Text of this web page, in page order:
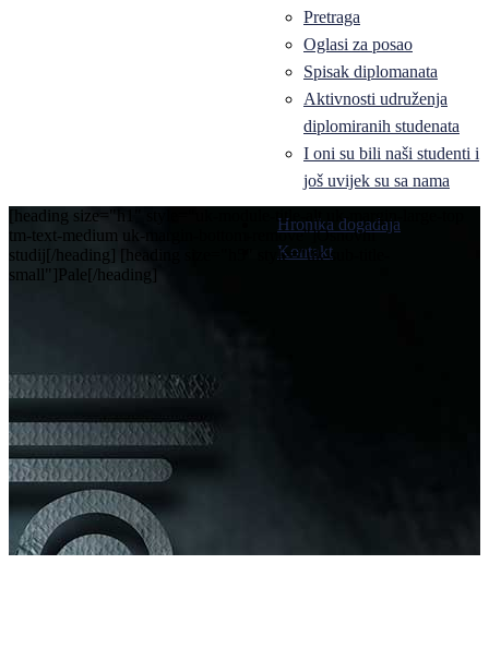
Pretraga
Oglasi za posao
Spisak diplomanata
Aktivnosti udruženja
diplomiranih studenata
I oni su bili naši studenti i
još uvijek su sa nama
Hronika događaja
Kontakt
[heading size="h1" style="uk-module-title-alt uk-margin-large-top
tm-text-medium uk-margin-bottom-remove"]Osnovni
studij[/heading] [heading size="h5" style="uk-sub-title-
small"]Pale[/heading]